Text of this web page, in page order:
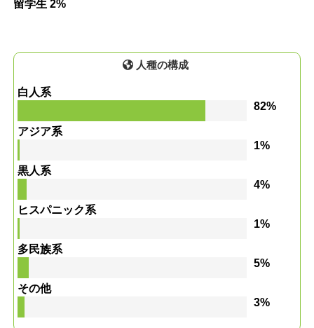
留学生 2%
人種の構成
白人系
82%
アジア系
1%
黒人系
4%
ヒスパニック系
1%
多民族系
5%
その他
3%